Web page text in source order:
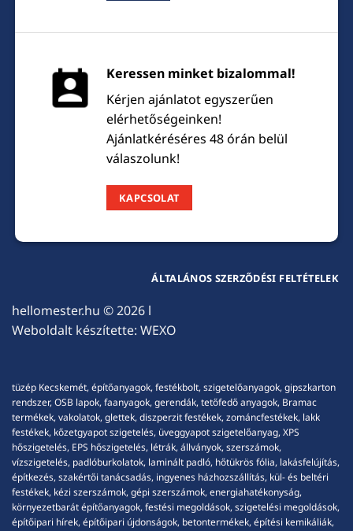
Keressen minket bizalommal!
Kérjen ajánlatot egyszerűen
elérhetőségeinken!
Ajánlatkéréséres 48 órán belül
válaszolunk!
KAPCSOLAT
hellomester.hu © 2026 l
Weboldalt készítette: WEXO
ÁLTALÁNOS SZERZŐDÉSI FELTÉTELEK
tüzép Kecskemét, építőanyagok, festékbolt, szigetelőanyagok, gipszkarton
rendszer, OSB lapok, faanyagok, gerendák, tetőfedő anyagok, Bramac
termékek, vakolatok, glettek, diszperzit festékek, zománcfestékek, lakk
festékek, kőzetgyapot szigetelés, üveggyapot szigetelőanyag, XPS
hőszigetelés, EPS hőszigetelés, létrák, állványok, szerszámok,
vízszigetelés, padlóburkolatok, laminált padló, hőtükrös fólia, lakásfelújítás,
építkezés, szakértői tanácsadás, ingyenes házhozszállítás, kül- és beltéri
festékek, kézi szerszámok, gépi szerszámok, energiahatékonyság,
környezetbarát építőanyagok, festési megoldások, szigetelési megoldások,
építőipari hírek, építőipari újdonságok, betontermékek, építési kemikáliák,